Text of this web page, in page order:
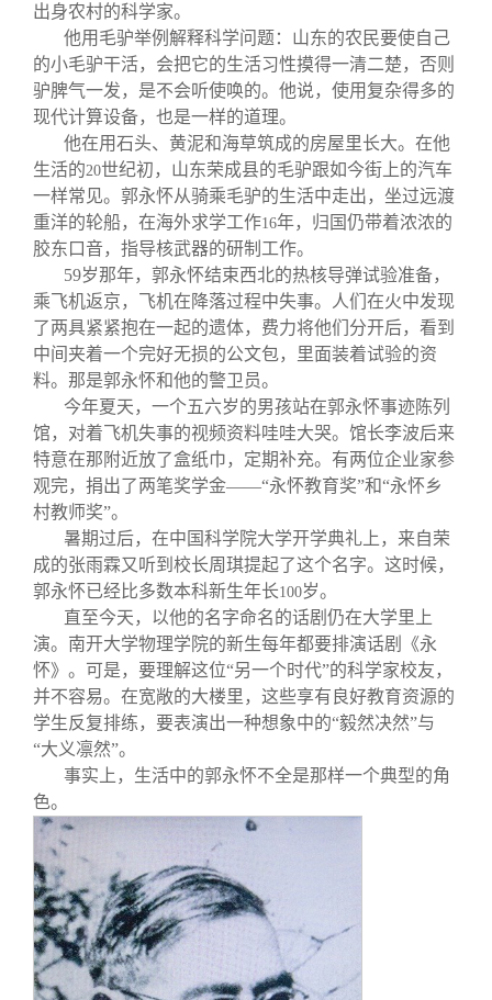
出身农村的科学家。
他用毛驴举例解释科学问题：山东的农民要使自己
的小毛驴干活，会把它的生活习性摸得一清二楚，否则
驴脾气一发，是不会听使唤的。他说，使用复杂得多的
现代计算设备，也是一样的道理。
他在用石头、黄泥和海草筑成的房屋里长大。在他
生活的20世纪初，山东荣成县的毛驴跟如今街上的汽车
一样常见。郭永怀从骑乘毛驴的生活中走出，坐过远渡
重洋的轮船，在海外求学工作16年，归国仍带着浓浓的
胶东口音，指导核武器的研制工作。
59岁那年，郭永怀结束西北的热核导弹试验准备，
乘飞机返京，飞机在降落过程中失事。人们在火中发现
了两具紧紧抱在一起的遗体，费力将他们分开后，看到
中间夹着一个完好无损的公文包，里面装着试验的资
料。那是郭永怀和他的警卫员。
今年夏天，一个五六岁的男孩站在郭永怀事迹陈列
馆，对着飞机失事的视频资料哇哇大哭。馆长李波后来
特意在那附近放了盒纸巾，定期补充。有两位企业家参
观完，捐出了两笔奖学金——“永怀教育奖”和“永怀乡
村教师奖”。
暑期过后，在中国科学院大学开学典礼上，来自荣
成的张雨霖又听到校长周琪提起了这个名字。这时候，
郭永怀已经比多数本科新生年长100岁。
直至今天，以他的名字命名的话剧仍在大学里上
演。南开大学物理学院的新生每年都要排演话剧《永
怀》。可是，要理解这位“另一个时代”的科学家校友，
并不容易。在宽敞的大楼里，这些享有良好教育资源的
学生反复排练，要表演出一种想象中的“毅然决然”与
“大义凛然”。
事实上，生活中的郭永怀不全是那样一个典型的角
色。